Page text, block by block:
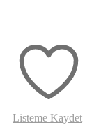
Listeme Kaydet